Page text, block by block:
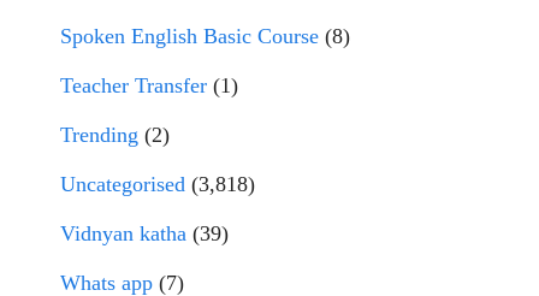
Spoken English Basic Course (8)
Teacher Transfer (1)
Trending (2)
Uncategorised (3,818)
Vidnyan katha (39)
Whats app (7)